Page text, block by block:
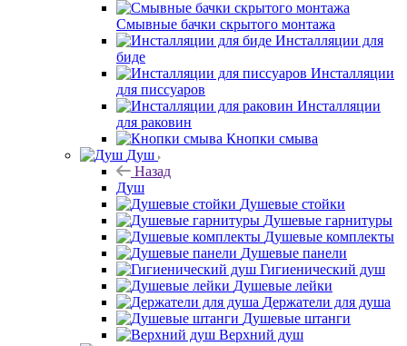
Смывные бачки скрытого монтажа
Инсталляции для
биде
Инсталляции
для писсуаров
Инсталляции
для раковин
Кнопки смыва
Душ
Назад
Душ
Душевые стойки
Душевые гарнитуры
Душевые комплекты
Душевые панели
Гигиенический душ
Душевые лейки
Держатели для душа
Душевые штанги
Верхний душ